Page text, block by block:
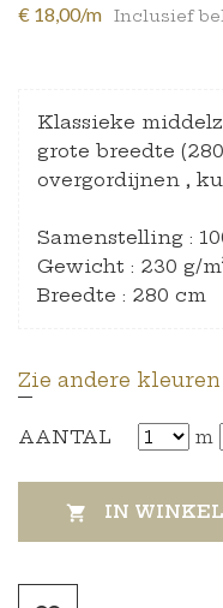
€ 18,00/m Inclusief
Klassieke
grote breedte
overgordijnen ,
Samenstelling :
Gewicht : 230 g/
Breedte : 280 cm
Zie andere kleuren
AANTAL m
 IN